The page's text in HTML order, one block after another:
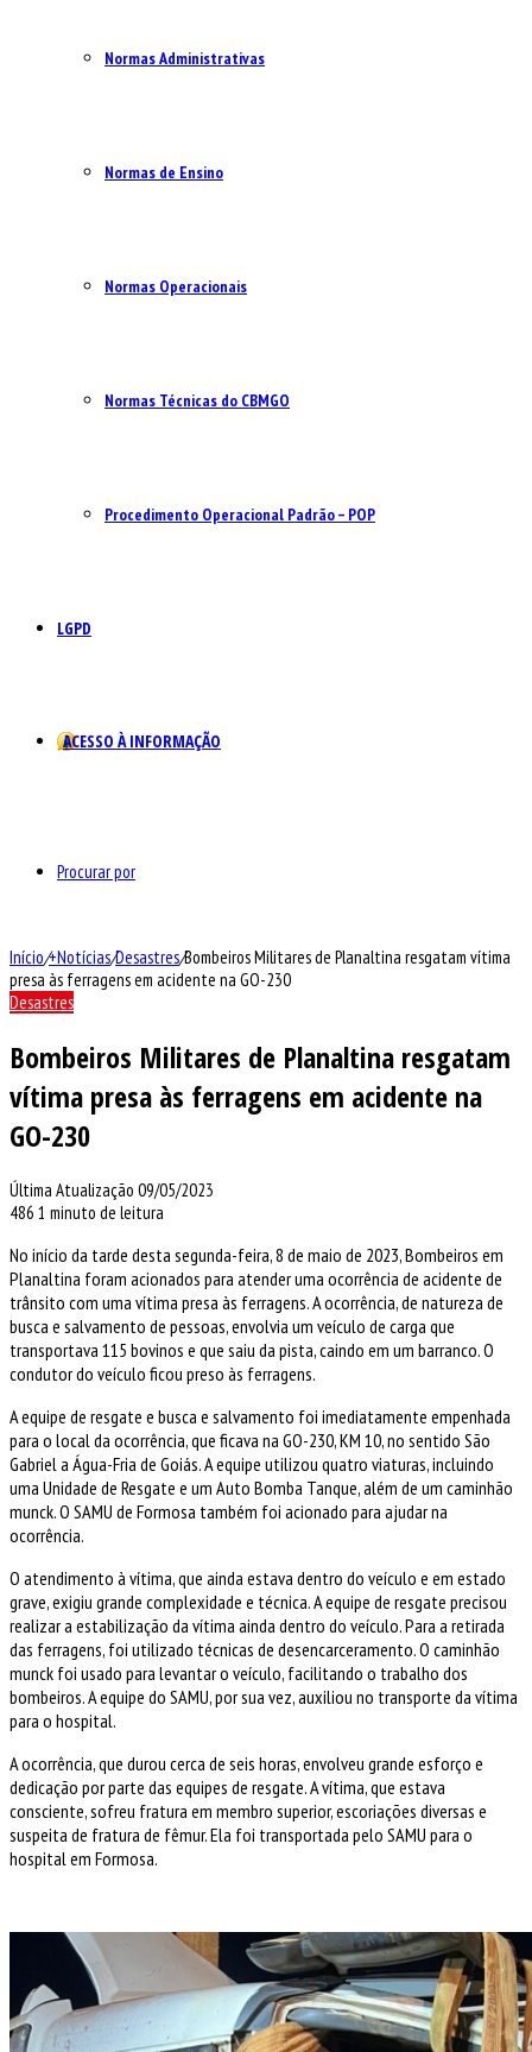
Normas Administrativas
Normas de Ensino
Normas Operacionais
Normas Técnicas do CBMGO
Procedimento Operacional Padrão – POP
LGPD
ACESSO À INFORMAÇÃO
Procurar por
Início/+Notícias/Desastres/Bombeiros Militares de Planaltina resgatam vítima
presa às ferragens em acidente na GO-230
Desastres
Bombeiros Militares de Planaltina resgatam
vítima presa às ferragens em acidente na
GO-230
Última Atualização 09/05/2023
486 1 minuto de leitura
No início da tarde desta segunda-feira, 8 de maio de 2023, Bombeiros em
Planaltina foram acionados para atender uma ocorrência de acidente de
trânsito com uma vítima presa às ferragens. A ocorrência, de natureza de
busca e salvamento de pessoas, envolvia um veículo de carga que
transportava 115 bovinos e que saiu da pista, caindo em um barranco. O
condutor do veículo ficou preso às ferragens.
A equipe de resgate e busca e salvamento foi imediatamente empenhada
para o local da ocorrência, que ficava na GO-230, KM 10, no sentido São
Gabriel a Água-Fria de Goiás. A equipe utilizou quatro viaturas, incluindo
uma Unidade de Resgate e um Auto Bomba Tanque, além de um caminhão
munck. O SAMU de Formosa também foi acionado para ajudar na
ocorrência.
O atendimento à vítima, que ainda estava dentro do veículo e em estado
grave, exigiu grande complexidade e técnica. A equipe de resgate precisou
realizar a estabilização da vítima ainda dentro do veículo. Para a retirada
das ferragens, foi utilizado técnicas de desencarceramento. O caminhão
munck foi usado para levantar o veículo, facilitando o trabalho dos
bombeiros. A equipe do SAMU, por sua vez, auxiliou no transporte da vítima
para o hospital.
A ocorrência, que durou cerca de seis horas, envolveu grande esforço e
dedicação por parte das equipes de resgate. A vítima, que estava
consciente, sofreu fratura em membro superior, escoriações diversas e
suspeita de fratura de fêmur. Ela foi transportada pelo SAMU para o
hospital em Formosa.